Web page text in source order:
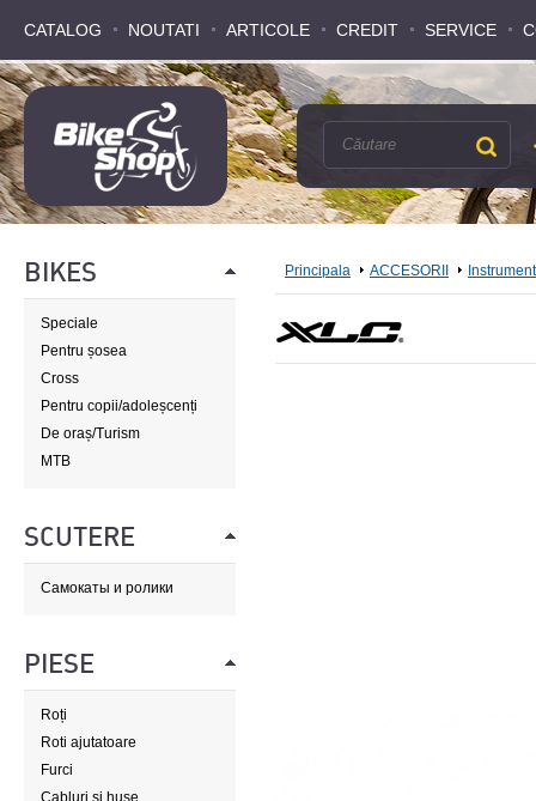
CATALOG NOUTATI ARTICOLE CREDIT SERVICE
CATALOG NOUTATI ARTICOLE CREDIT SERVICE
BIKES
Speciale
Pentru șosea
Cross
Pentru copii/adoleșcenți
De oraș/Turism
MTB
SCUTERE
Самокаты и ролики
PIESE
Roți
Roti ajutatoare
Furci
Cabluri și huse
Principala ACCESORII